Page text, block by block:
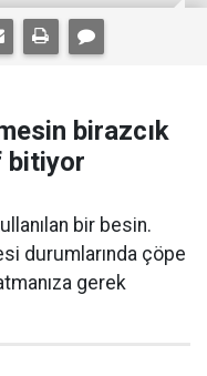
birazcık
bitiyor
bir besin.
durumlarında çöpe
gerek